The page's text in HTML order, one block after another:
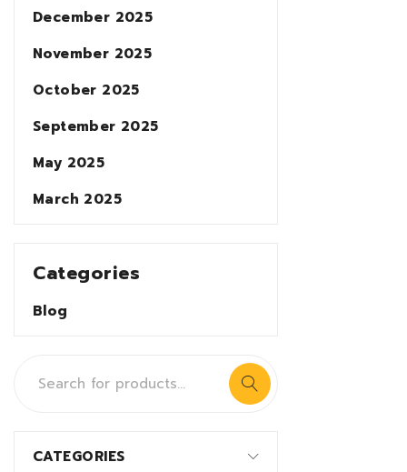
December 2025
November 2025
October 2025
September 2025
May 2025
March 2025
Categories
Blog
CATEGORIES